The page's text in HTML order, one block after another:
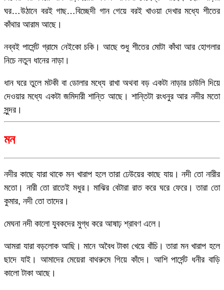
ঘর…উঠানে বরই গাছ…বিচ্ছেদী গান গেয়ে বরই খাওয়া দেখার মধ্যে শীতের
কাঁথার আরাম আছে।
নব্বই পার্সেন্ট গ্রামে নেইকো চকি। আছে শুধু শীতের মোটা কাঁথা আর হোগলার
নিচে নতুন ধানের নাড়া।
ধান ঘরে তুলে মটকী বা ডোলার মধ্যে রাখা অথবা বড় একটা নাড়ার চাউলি দিয়ে
দেওয়ার মধ্যে একটা জমিদারী শান্তি আছে। শান্তিটা রংধনুর আর নদীর মতো
সুন্দর।
মন
নদীর কাছে যারা থাকে মন খারাপ হলে তারা ঢেউয়ের কাছে যায়। নদী তো নারীর
মতো। নারী তো রাতেই মধুর। মাঝির বেটারা রাত করে ঘরে ফেরে। তারা তো
কুমার, নদী তো তাদের।
মেঘনা নদী কালো যুবকদের মুগ্ধ করে আষাঢ় শ্রাবণ এলে।
আমরা যারা বড়লোক আছি। মানে অবৈধ টাকা খেয়ে বাঁচি। তারা মন খারাপ হলে
ছাদে যাই। আমাদের মেয়েরা বাথরুমে গিয়ে কাঁদে। আশি পার্সেন্ট ধনীর বাড়ি
কালো টাকা আছে।